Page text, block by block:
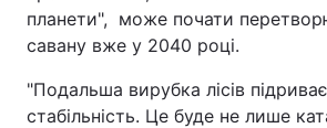
планети", може почати
савану вже у 2040 році.
"Подальша вирубка лісів
стабільність. Це буде не лише